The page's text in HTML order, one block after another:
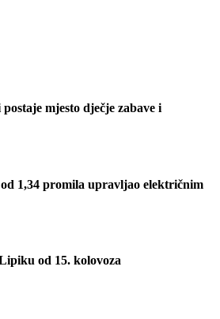
mjesto dječje zabave i
1,34 promila upravljao električnim
od 15. kolovoza